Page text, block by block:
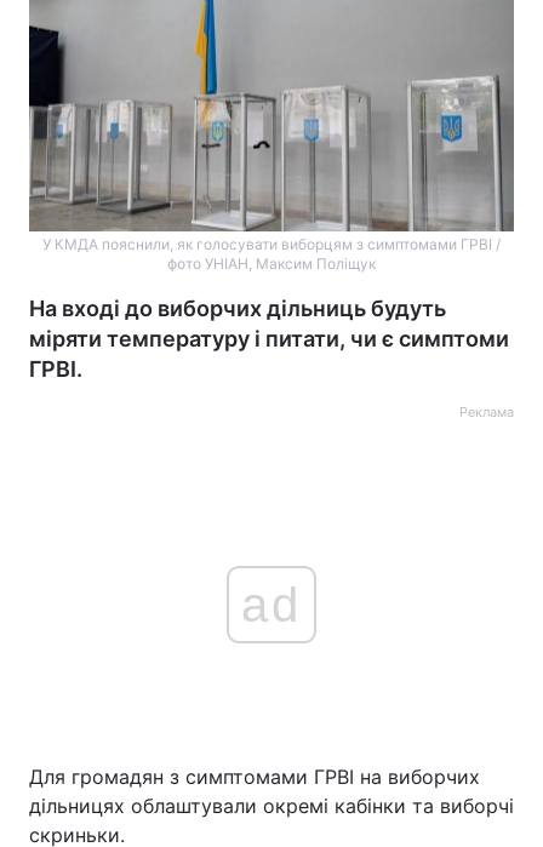
У КМДА пояснили, як голосувати виборцям з симптомами ГРВІ /
фото УНІАН, Максим Поліщук
На вході до виборчих дільниць будуть
міряти температуру і питати, чи є симптоми
ГРВІ.
Реклама
ad
Для громадян з симптомами ГРВІ на виборчих
дільницях облаштували окремі кабінки та виборчі
скриньки.